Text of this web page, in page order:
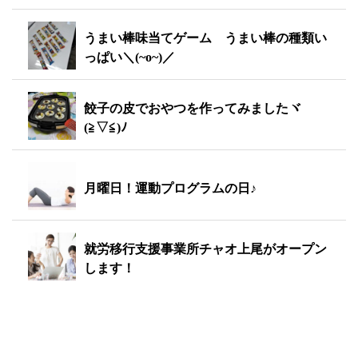
うまい棒味当てゲーム うまい棒の種類い
っぱい＼(~o~)／
餃子の皮でおやつを作ってみましたヾ
(≧▽≦)ﾉ
月曜日！運動プログラムの日♪
就労移行支援事業所チャオ上尾がオープン
します！